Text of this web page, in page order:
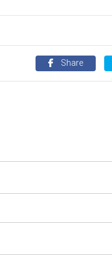
Share